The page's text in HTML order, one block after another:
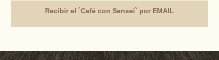
Recibir el ´Café con Sensei` por EMAIL